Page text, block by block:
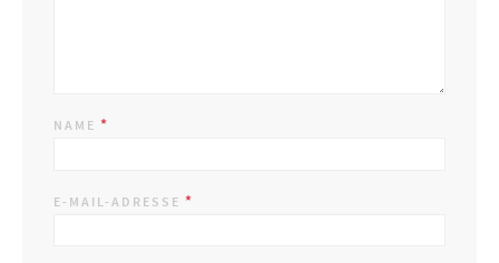
NAME *
E-MAIL-ADRESSE *